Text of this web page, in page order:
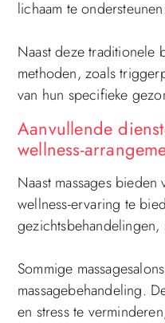
lichaam te
Naast deze traditionele
methoden, zoals
van hun specifieke
Aanvullende
wellness-
Naast massages
wellness-ervaring te
Sommige
massagebehandeling.
en stress te